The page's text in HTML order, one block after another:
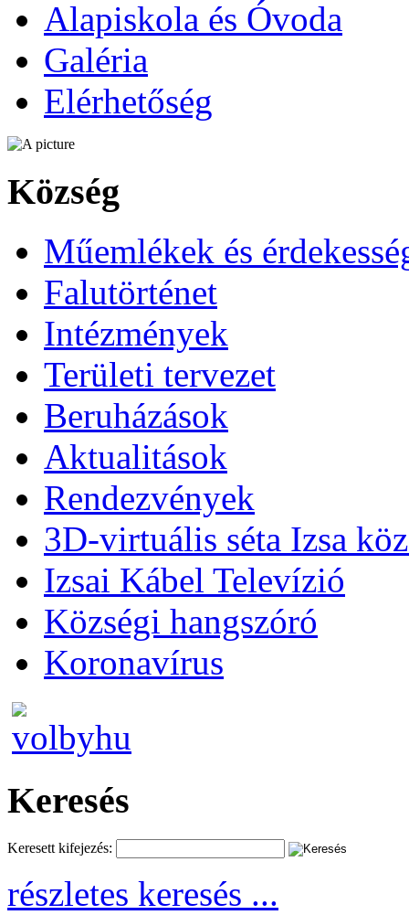
Alapiskola és Óvoda
Galéria
Elérhetőség
Község
Műemlékek és
Falutörténet
Intézmények
Területi tervezet
Beruházások
Aktualitások
Rendezvények
3D-virtuális séta Izsa
Izsai Kábel Televízió
Községi hangszóró
Koronavírus
Keresés
Keresett kifejezés:
részletes keresés ...